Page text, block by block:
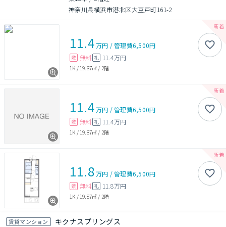
神奈川県横浜市港北区大豆戸町161-2
11.4万円 /管理費6,500円
敷 無料 礼 11.4万円
1K / 19.87㎡ / 2階
11.4万円 /管理費6,500円
敷 無料 礼 11.4万円
1K / 19.87㎡ / 2階
11.8万円 /管理費6,500円
敷 無料 礼 11.8万円
1K / 19.87㎡ / 2階
賃貸マンション キクナスプリングス